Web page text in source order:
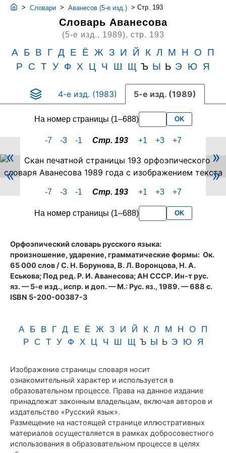
> Словари > Аванесов (5-е изд.) > Стр. 193
Словарь Аванесова
(5-е изд., 1989), стр. 193
А Б В Г Д Е Ё Ж З И Й К Л М Н О
П
Р
С Т У Ф Х Ц Ч Ш Щ Ъ Ы Ь Э Ю Я
4-е изд. (1983) 5-е изд. (1989)
На номер страницы (1–688) OK
-7 -3 -1 Стр. 193 +1 +3 +7
Скан
PDF-
страницы
193
Аванесова
«
»
«
»
-7 -3 -1 Стр. 193 +1 +3 +7
На номер страницы (1–688) OK
Орфоэпический словарь русского языка:
произношение, ударение, грамматические формы: Ок.
65 000 слов / С. Н. Борунова, В. Л. Воронцова, Н. А.
Еськова; Под ред. Р. И. Аванесова; АН СССР. Ин-т рус.
яз. — 5-е изд., испр. и доп. — М.: Рус. яз., 1989. — 688 с.
ISBN 5-200-00387-3
А Б В Г Д Е Ё Ж З И Й К Л М Н О П
Р С Т У Ф Х Ц Ч Ш Щ Ъ Ы Ь Э Ю Я
Изображение страницы словаря носит
ознакомительный характер и используется в
образовательном процессе. Права на данное издание
принадлежат законным владельцам, включая авторов и
издательство «Русский язык».
Размещение на настоящей странице иллюстративных
материалов осуществляется в рамках добросовестного
использования в образовательном процессе в целях